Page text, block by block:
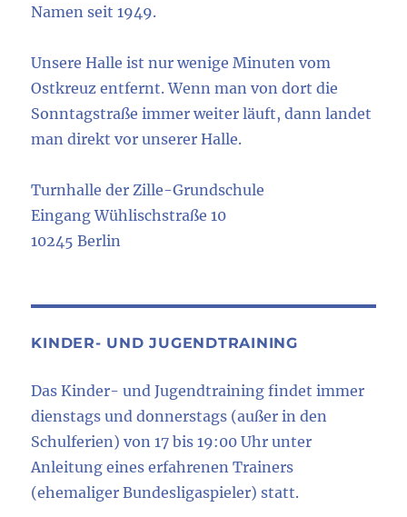
Namen seit 1949.
Unsere Halle ist nur wenige Minuten vom
Ostkreuz entfernt. Wenn man von dort die
Sonntagstraße immer weiter läuft, dann landet
man direkt vor unserer Halle.
Turnhalle der Zille-Grundschule
Eingang Wühlischstraße 10
10245 Berlin
KINDER- UND JUGENDTRAINING
Das Kinder- und Jugendtraining findet immer
dienstags und donnerstags (außer in den
Schulferien) von 17 bis 19:00 Uhr unter
Anleitung eines erfahrenen Trainers
(ehemaliger Bundesligaspieler) statt.